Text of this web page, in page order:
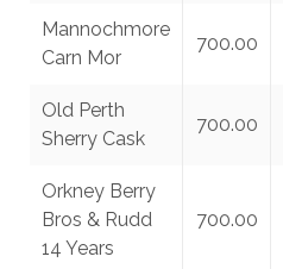
Mannochmore
Carn Mor
700.00
Old Perth
Sherry Cask
700.00
Orkney Berry
Bros & Rudd
14 Years
700.00